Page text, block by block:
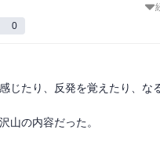
思う部分も。
こと」を自分の中で探してみ
感じがする。考えてしまう
ロールできることと思って
ほどと思うのもあるが、全体
い」も、過去の自分は救えな
慢なのかなぁ
世界の中心が自分じゃなくて
てくるということなんだろう
なのかが気になった
0
じたり、反発を覚えたり、
山の内容だった。